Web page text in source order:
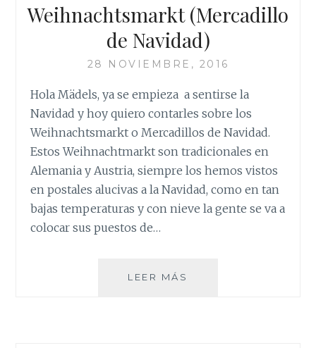
Weihnachtsmarkt (Mercadillo
de Navidad)
28 NOVIEMBRE, 2016
Hola Mädels, ya se empieza a sentirse la
Navidad y hoy quiero contarles sobre los
Weihnachtsmarkt o Mercadillos de Navidad.
Estos Weihnachtmarkt son tradicionales en
Alemania y Austria, siempre los hemos vistos
en postales alucivas a la Navidad, como en tan
bajas temperaturas y con nieve la gente se va a
colocar sus puestos de…
LEER MÁS